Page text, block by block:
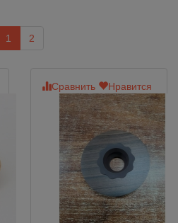
1 2
Сравнить Нравится